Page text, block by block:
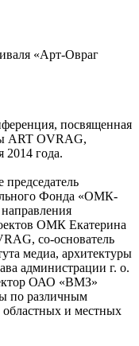
«Арт-Овраг
посвященная
ART OVRAG,
2014 года.
Фонда «ОМК-
ОМК Екатерина
со-основатель
медиа, архитектуры
администрации г. о.
ОАО «ВМЗ»
по различным
и местных